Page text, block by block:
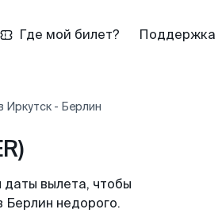
Где мой билет? Поддержка
Иркутск - Берлин
вылета, чтобы
Берлин недорого.